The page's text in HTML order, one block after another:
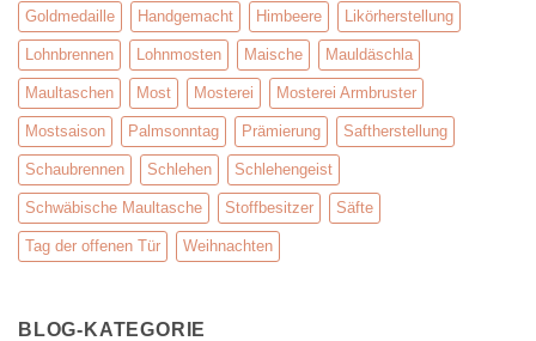
Goldmedaille Handgemacht Himbeere Likörherstellung
Lohnbrennen Lohnmosten Maische Mauldäschla
Maultaschen Most Mosterei Mosterei Armbruster
Mostsaison Palmsonntag Prämierung Saftherstellung
Schaubrennen Schlehen Schlehengeist
Schwäbische Maultasche Stoffbesitzer Säfte
Tag der offenen Tür Weihnachten
BLOG-KATEGORIE